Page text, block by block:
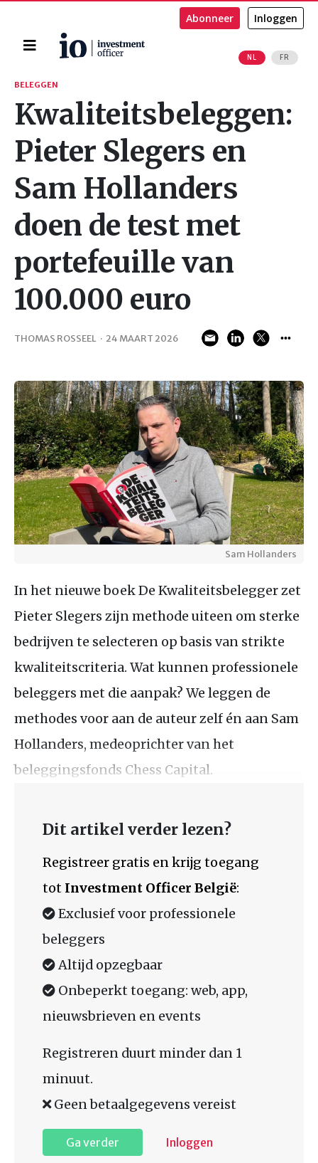
Home
NL FR
Abonneer Inloggen
Zoeken
BELEGGEN
Kwaliteitsbeleggen:
Pieter Slegers en
Sam Hollanders
doen de test met
portefeuille van
100.000 euro
THOMAS ROSSEEL · 24 MAART 2026
Sam Hollanders
In het nieuwe boek De Kwaliteitsbelegger zet
Pieter Slegers zijn methode uiteen om sterke
bedrijven te selecteren op basis van strikte
kwaliteitscriteria. Wat kunnen professionele
beleggers met die aanpak? We leggen de
methodes voor aan de auteur zelf én aan Sam
Hollanders, medeoprichter van het
beleggingsfonds Chess Capital.
Dit artikel verder lezen?
Registreer gratis en krijg toegang
tot Investment Officer België:
Exclusief voor professionele
beleggers
Altijd opzegbaar
Onbeperkt toegang: web, app,
nieuwsbrieven en events
Registreren duurt minder dan 1
minuut.
Geen betaalgegevens vereist
Ga verder Inloggen